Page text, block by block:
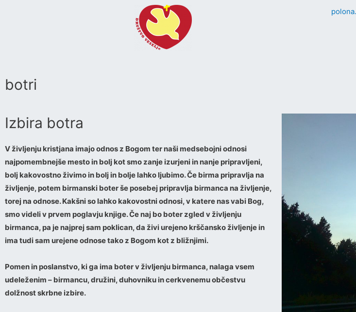
botri
Izbira botra
V življenju kristjana imajo odnos z Bogom ter naši medsebojni odnosi
najpomembnejše mesto in bolj kot smo zanje izurjeni in nanje pripravljeni,
bolj kakovostno živimo in bolj in bolje lahko ljubimo. Če birma pripravlja na
življenje, potem birmanski boter še posebej pripravlja birmanca na življenje,
torej na odnose. Kakšni so lahko kakovostni odnosi, v katere nas vabi Bog,
smo videli v prvem poglavju knjige. Če naj bo boter zgled v življenju
birmanca, pa je najprej sam poklican, da živi urejeno krščansko življenje in
ima tudi sam urejene odnose tako z Bogom kot z bližnjimi.
Pomen in poslanstvo, ki ga ima boter v življenju birmanca, nalaga vsem
udeleženim – birmancu, družini, duhovniku in cerkvenemu občestvu
dolžnost skrbne izbire.